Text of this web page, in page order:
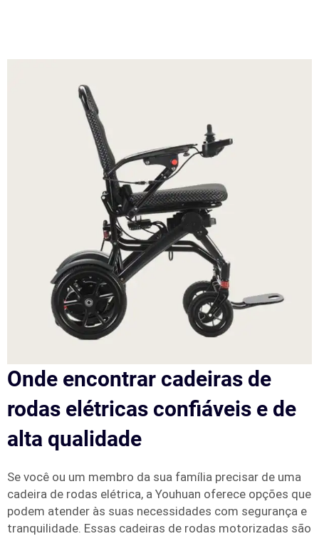
Onde encontrar cadeiras de
rodas elétricas confiáveis e de
alta qualidade
Se você ou um membro da sua família precisar de uma
cadeira de rodas elétrica, a Youhuan oferece opções que
podem atender às suas necessidades com segurança e
tranquilidade. Essas cadeiras de rodas motorizadas são